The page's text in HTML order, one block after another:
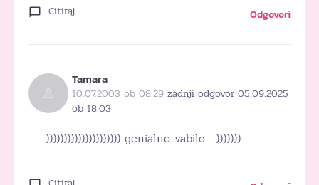
Citiraj Odgovori
Tamara
10.07.2003 ob 08:29 zadnji odgovor 05.09.2025
ob 18:03
::::::-))))))))))))))))))))) genialno vabilo :-)))))))